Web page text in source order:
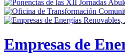
Empresas de